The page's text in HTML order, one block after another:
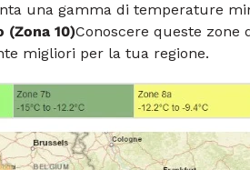
una gamma di temperature
(Zona 10)Conoscere queste
migliori per la tua regione.